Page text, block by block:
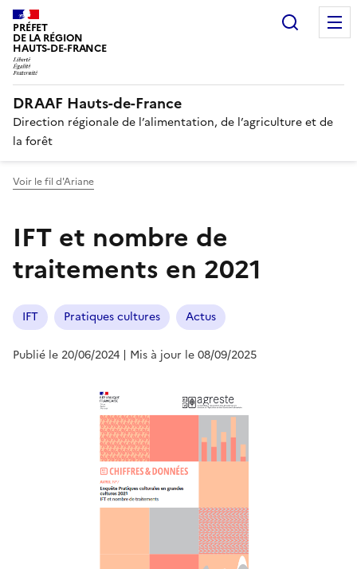
PRÉFET
DE LA RÉGION
HAUTS-DE-FRANCE
DRAAF Hauts-de-France
Direction régionale de l’alimentation, de l’agriculture et de
la forêt
Voir le fil d'Ariane
IFT et nombre de
traitements en 2021
IFT Pratiques cultures Actus
Publié le 20/06/2024 | Mis à jour le 08/09/2025